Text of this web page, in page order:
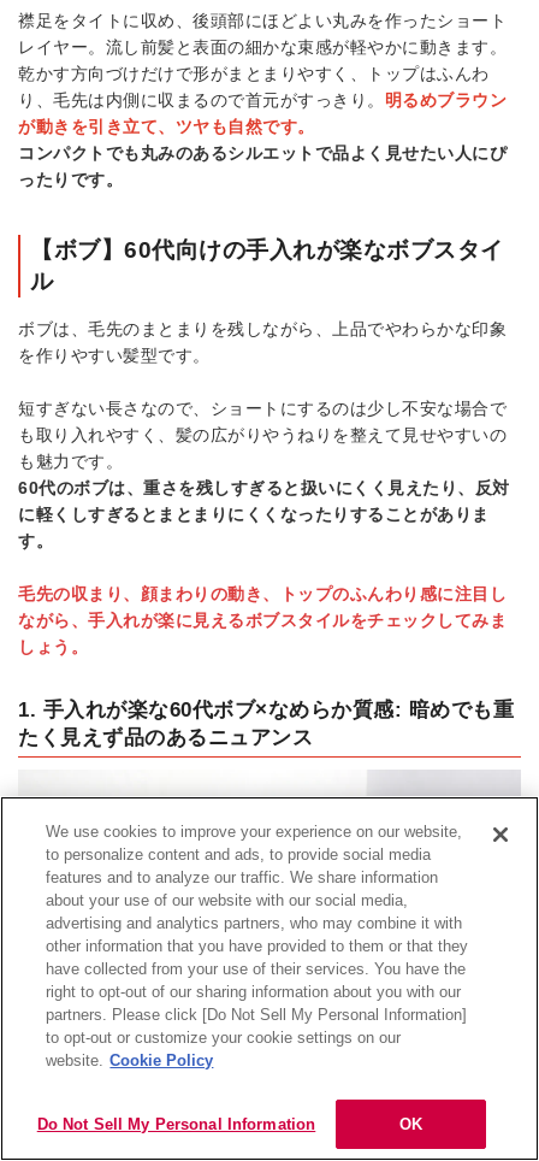
襟足をタイトに収め、後頭部にほどよい丸みを作ったショート
レイヤー。流し前髪と表面の細かな束感が軽やかに動きます。
乾かす方向づけだけで形がまとまりやすく、トップはふんわ
り、毛先は内側に収まるので首元がすっきり。 明るめブラウン
が動きを引き立て、ツヤも自然です。
コンパクトでも丸みのあるシルエットで品よく見せたい人にぴ
ったりです。
【ボブ】60代向けの手入れが楽なボブスタイ
ル
ボブは、毛先のまとまりを残しながら、上品でやわらかな印象
を作りやすい髪型です。
短すぎない長さなので、ショートにするのは少し不安な場合で
も取り入れやすく、髪の広がりやうねりを整えて見せやすいの
も魅力です。
60代のボブは、重さを残しすぎると扱いにくく見えたり、反対
に軽くしすぎるとまとまりにくくなったりすることがありま
す。
毛先の収まり、顔まわりの動き、トップのふんわり感に注目し
ながら、手入れが楽に見えるボブスタイルをチェックしてみま
しょう。
1. 手入れが楽な60代ボブ×なめらか質感: 暗めでも重
たく見えず品のあるニュアンス
We use cookies to improve your experience on our website,
to personalize content and ads, to provide social media
features and to analyze our traffic. We share information
about your use of our website with our social media,
advertising and analytics partners, who may combine it with
other information that you have provided to them or that they
have collected from your use of their services. You have the
right to opt-out of our sharing information about you with our
partners. Please click [Do Not Sell My Personal Information]
to opt-out or customize your cookie settings on our
website. Cookie Policy
Do Not Sell My Personal Information OK